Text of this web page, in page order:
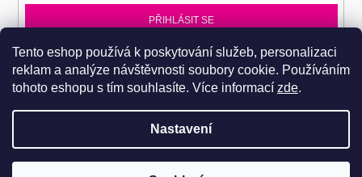
Tento eshop používá k poskytování služeb, personalizaci
reklam a analýze návštěvnosti soubory cookie. Používáním
tohoto eshopu s tím souhlasíte. Více informací zde.
Nastavení
PŘIHLÁSIT SE
Přihlaste se k EPITA-DD a získávejte novinky jako první.